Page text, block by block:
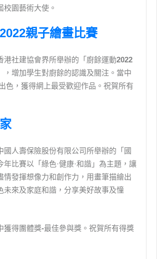
校園藝術大使。
親子繪畫比賽
港社建協會界所舉辦的「廚餘運動2022
，增加學生對廚餘的認識及關注。當中
色，獲得網上最受歡迎作品。祝賀所有
國人壽保險股份有限公司所舉辦的「國
年比賽以「綠色·健康·和諧」為主題，讓
情發揮想像力和創作力，用畫筆描繪出
未來及家庭和諧，分享美好故事及憧
獲得團體獎-最佳參與獎。祝賀所有得獎